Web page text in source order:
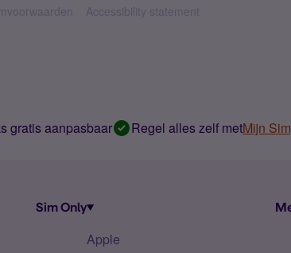
Accessibility statement
gratis aanpasbaar Regel alles zelf metMijn
Sim Only
Apple